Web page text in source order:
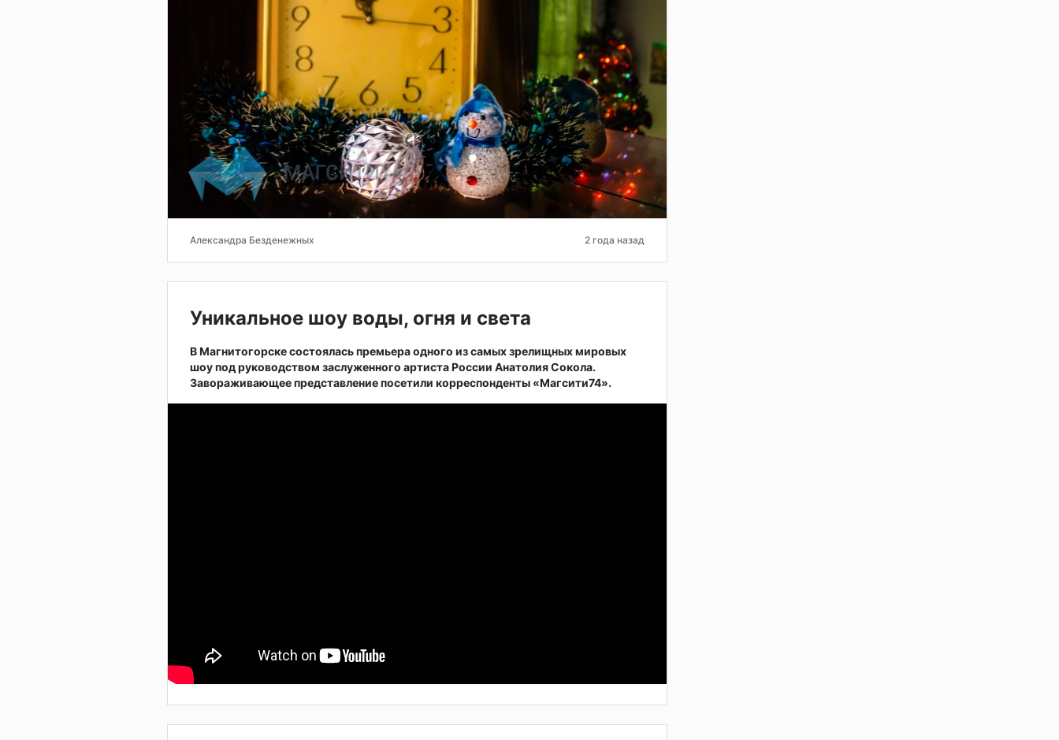
Александра Безденежных 2 года назад
Уникальное шоу воды, огня и света
В Магнитогорске состоялась премьера одного из самых зрелищных мировых
шоу под руководством заслуженного артиста России Анатолия Сокола.
Завораживающее представление посетили корреспонденты «Магсити74».